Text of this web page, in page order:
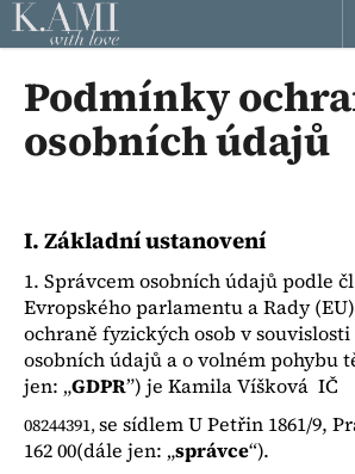
Přejít
na
obsah
Podmínky
osobních údajů
I. Základní ustanovení
1. Správcem osobních údajů podle
Evropského parlamentu a Rady (EU)
ochraně fyzických osob v
osobních údajů a o volném pohybu
jen: „GDPR”) je Kamila Víšková IČ
08244391, se sídlem U Petřin 1861/9,
162 00(dále jen: „správce“).
K
o
C
o
o
t
ř
e
b
u
j
e